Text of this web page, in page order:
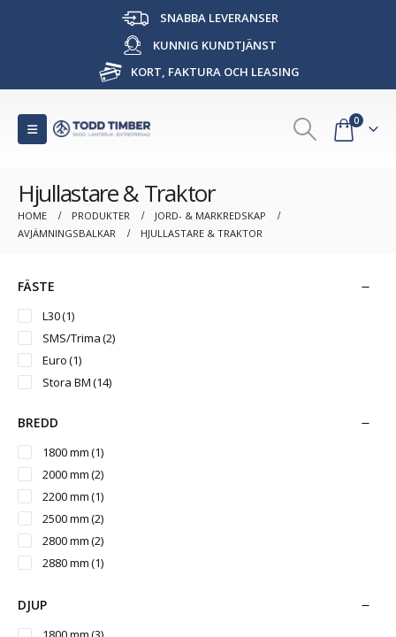
SNABBA LEVERANSER
KUNNIG KUNDTJÄNST
KORT, FAKTURA OCH LEASING
0
Hjullastare & Traktor
HOME PRODUKTER
JORD- & MARKREDSKAP
AVJÄMNINGSBALKAR
HJULLASTARE & TRAKTOR
FÄSTE
L30(1)
SMS/Trima(2)
Euro(1)
Stora BM(14)
BREDD
1800 mm(1)
2000 mm(2)
2200 mm(1)
2500 mm(2)
2800 mm(2)
2880 mm(1)
3050 mm
3600 mm (2)
DJUP